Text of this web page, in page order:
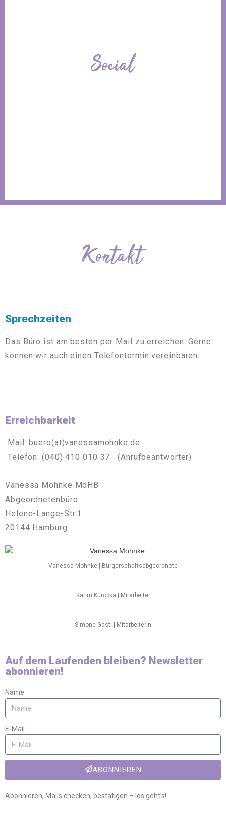
Social
Kontakt
Sprechzeiten
Das Büro ist am besten per Mail zu erreichen. Gerne
können wir auch einen Telefontermin vereinbaren.
Erreichbarkeit
Mail: buero(at)vanessamohnke.de
Telefon: (040) 410 010 37 (Anrufbeantworter)
Vanessa Mohnke MdHB
Abgeordnetenbüro
Helene-Lange-Str.1
20144 Hamburg
Vanessa Mohnke | Bürgerschaftsabgeordnete
Karim Kuropka | Mitarbeiter
Simone Gastl | Mitarbeiterin
Auf dem Laufenden bleiben? Newsletter
abonnieren!
Name
E-Mail
ABONNIEREN
Abonnieren, Mails checken, bestätigen – los geht’s!